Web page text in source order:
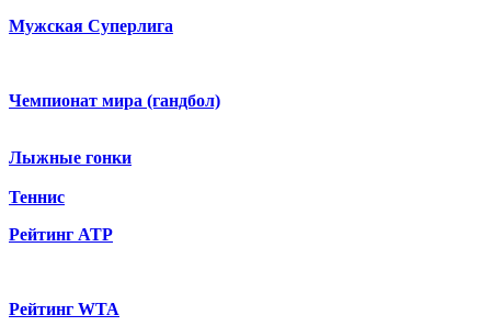
Мужская Суперлига
Чемпионат мира (гандбол)
Лыжные гонки
Теннис
Рейтинг ATP
Рейтинг WTA